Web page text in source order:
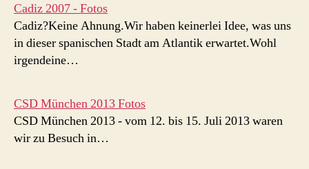
Cadiz 2007 - Fotos
Cadiz?Keine Ahnung.Wir haben keinerlei Idee, was uns
in dieser spanischen Stadt am Atlantik erwartet.Wohl
irgendeine…
CSD München 2013 Fotos
CSD München 2013 - vom 12. bis 15. Juli 2013 waren
wir zu Besuch in…